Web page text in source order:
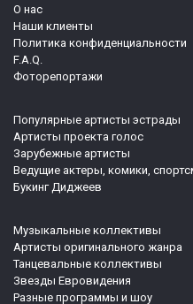
О нас
Наши клиенты
Политика конфиденциальности
F.A.Q.
Фоторепортажи
Популярные артисты эстрады
Артисты проекта голос
Зарубежные артисты
Ведущие актеры, комики,
Букинг Диджеев
Музыкальные коллективы
Артисты оригинального жанра
Танцевальные коллективы
Звезды Евровидения
Разные программы и шоу